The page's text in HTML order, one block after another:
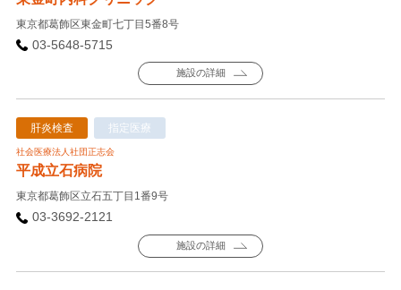
東京都葛飾区東金町七丁目5番8号
03-5648-5715
施設の詳細
肝炎検査 指定医療
社会医療法人社団正志会
平成立石病院
東京都葛飾区立石五丁目1番9号
03-3692-2121
施設の詳細